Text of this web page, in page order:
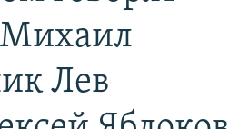
Михаил
Лев